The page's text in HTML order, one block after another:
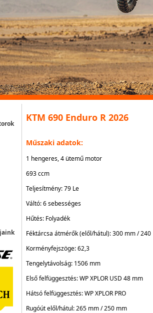
KTM 690 Enduro R 2026
Műszaki adatok:
1 hengeres, 4 ütemű motor
693 ccm
Teljesítmény: 79 Le
Váltó: 6 sebességes
Hűtés: Folyadék
Féktárcsa átmérők (elől/hátul): 300 mm / 240
Korményfejszöge: 62,3
Tengelytávolság: 1506 mm
Első felfüggesztés: WP XPLOR USD 48 mm
Hátsó felfüggesztés: WP XPLOR PRO
Rugóút elől/hátul: 265 mm / 250 mm